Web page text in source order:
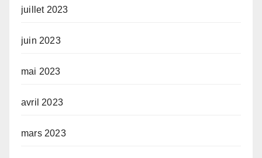
juillet 2023
juin 2023
mai 2023
avril 2023
mars 2023